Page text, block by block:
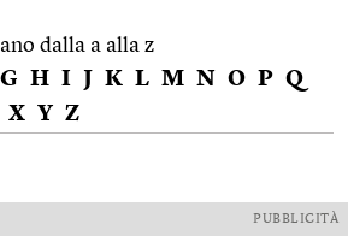
dalla a alla z
G H I J K L M N O P Q
X Y Z
PUBBLICITÀ